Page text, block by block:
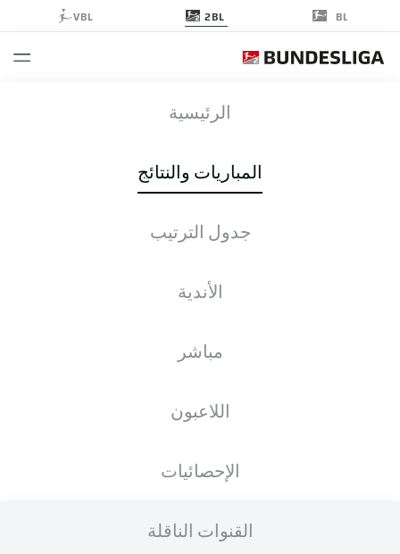
BL
2BL
VBL
الرئيسية
المباريات والنتائج
جدول الترتيب
الأندية
مباشر
اللاعبون
الإحصائيات
القنوات الناقلة
الأخبار التشكيلات الإحصائيات